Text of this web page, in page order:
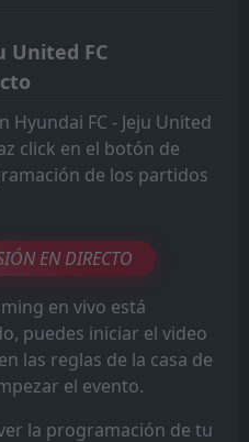
United FC
Hyundai FC - Jeju United
click en el botón de
de los partidos
EN DIRECTO
en vivo está
puedes iniciar el video
las reglas de la casa de
el evento.
la programación de tu